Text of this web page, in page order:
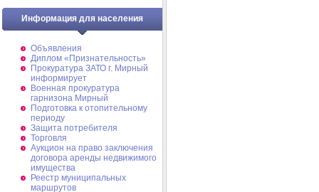
Информация для населения
Объявления
Диплом «Признательность»
Прокуратура ЗАТО г. Мирный
информирует
Военная прокуратура
гарнизона Мирный
Подготовка к отопительному
периоду
Защита потребителя
Торговля
Аукцион на право заключения
договора аренды недвижимого
имущества
Реестр муниципальных
маршрутов